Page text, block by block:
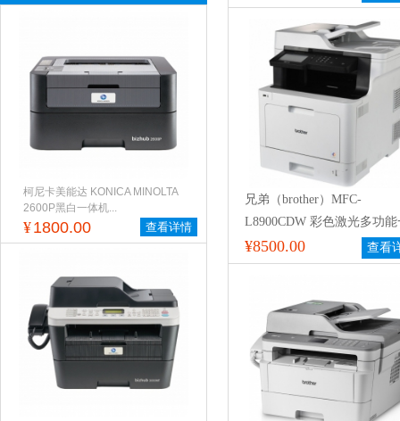
柯尼卡美能达 KONICA MINOLTA
2600P黑白一体机...
¥1800.00 查看详情
wifi 有线 自动双面 自动输稿
兄弟（brother）MFC-
L8900CDW 彩色激光多功
机
¥8500.00 查看